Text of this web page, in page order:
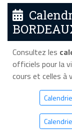
Consultez les
officiels pour la
cours et celles à